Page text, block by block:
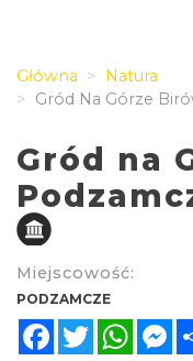
Główna
Natura
Gród Na Górze
Gród na
Miejscowość:
PODZAMCZE
FacebookTwitter